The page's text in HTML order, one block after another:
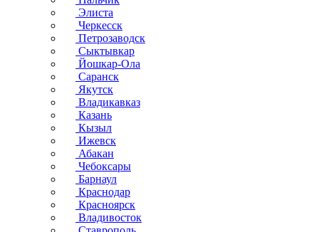
Элиста
Черкесск
Петрозаводск
Сыктывкар
Йошкар-Ола
Саранск
Якутск
Владикавказ
Казань
Кызыл
Ижевск
Абакан
Чебоксары
Барнаул
Краснодар
Красноярск
Владивосток